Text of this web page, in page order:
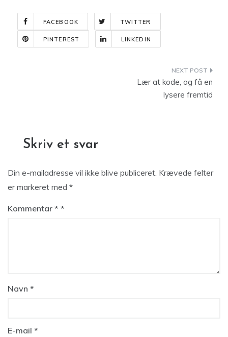
FACEBOOK TWITTER
PINTEREST LINKEDIN
Lær at kode, og få en
lysere fremtid
Skriv et svar
Din e-mailadresse vil ikke blive publiceret. Krævede felter
er markeret med *
Kommentar *
Navn *
E-mail *